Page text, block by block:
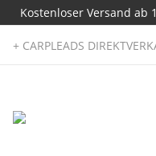
Kostenloser Versand ab
+ CARPLEADS